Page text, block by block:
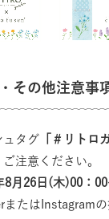
その他注意事
タグ 「＃リトロ
注意ください。
8月26日(木)00：
またはInstagram